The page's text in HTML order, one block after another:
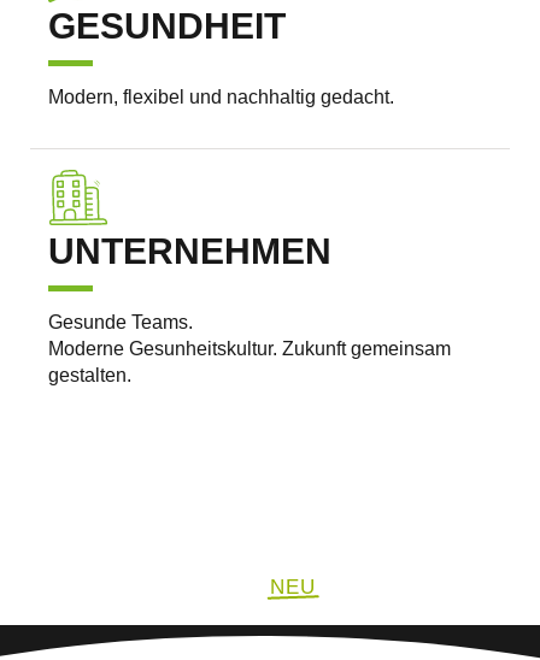
GESUNDHEIT
Modern, flexibel und nachhaltig gedacht.
UNTERNEHMEN
Gesunde Teams.
Moderne Gesunheitskultur. Zukunft gemeinsam
gestalten.
NEU